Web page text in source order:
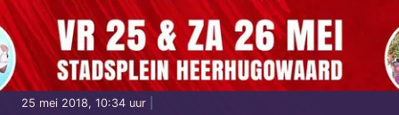
25 mei 2018, 10:34 uur